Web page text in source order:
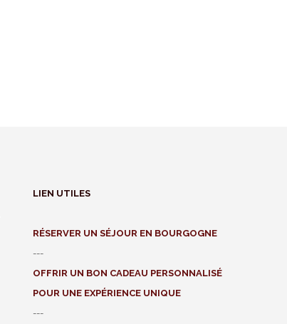
LIEN UTILES
RÉSERVER UN SÉJOUR EN BOURGOGNE
---
OFFRIR UN BON CADEAU PERSONNALISÉ
POUR UNE EXPÉRIENCE UNIQUE
---